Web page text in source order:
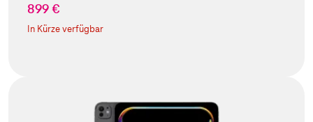
899 €
In Kürze verfügbar